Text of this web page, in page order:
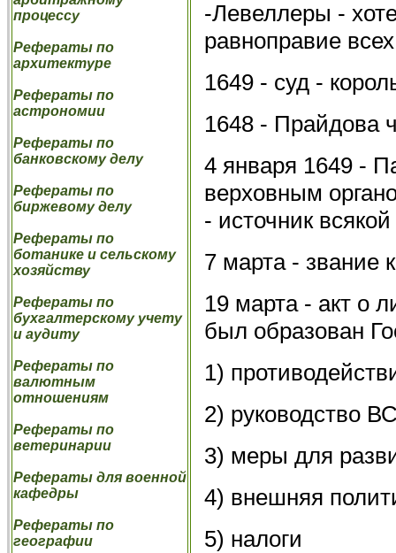
процессу
Рефераты по
архитектуре
Рефераты по
астрономии
Рефераты по
банковскому делу
Рефераты по
биржевому делу
Рефераты по
ботанике и сельскому
хозяйству
Рефераты по
бухгалтерскому учету
и аудиту
Рефераты по
валютным
отношениям
Рефераты по
ветеринарии
Рефераты для военной
кафедры
Рефераты по
географии
-Левеллеры -
равноправие
1649 - суд -
1648 - Прайдова
4 января 1649 -
верховным
- источник
7 марта - звание
19 марта - акт о
был образован
1)
2) руководство
3) меры для
4) внешняя
5) налоги